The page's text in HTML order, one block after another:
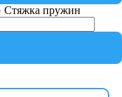
Стяжка пружин